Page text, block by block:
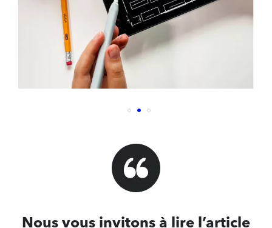
Nous vous invitons à lire l’article